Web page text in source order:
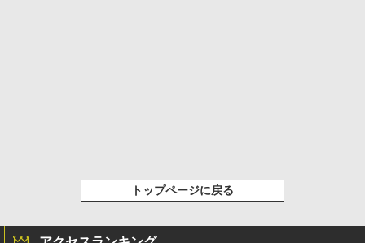
トップページに戻る